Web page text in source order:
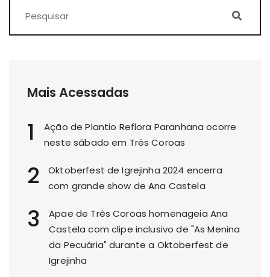
Mais Acessadas
1
Ação de Plantio Reflora Paranhana ocorre
neste sábado em Três Coroas
2
Oktoberfest de Igrejinha 2024 encerra
com grande show de Ana Castela
3
Apae de Três Coroas homenageia Ana
Castela com clipe inclusivo de "As Menina
da Pecuária" durante a Oktoberfest de
Igrejinha